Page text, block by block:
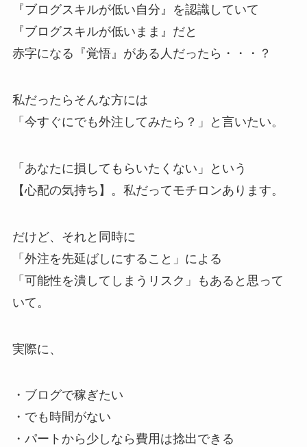
『ブログスキルが低い自分』を認識していて
『ブログスキルが低いまま』だと
赤字になる『覚悟』がある人だったら・・・？
私だったらそんな方には
「今すぐにでも外注してみたら？」と言いたい。
「あなたに損してもらいたくない」という
【心配の気持ち】。私だってモチロンあります。
だけど、それと同時に
「外注を先延ばしにすること」による
「可能性を潰してしまうリスク」もあると思って
いて。
実際に、
・ブログで稼ぎたい
・でも時間がない
・パートから少しなら費用は捻出できる